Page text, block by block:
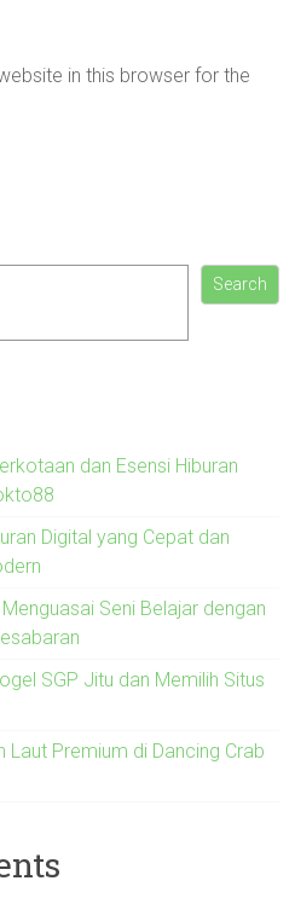
in this browser for the
Search
dan Esensi Hiburan
Digital yang Cepat dan
Seni Belajar dengan
SGP Jitu dan Memilih Situs
Laut Premium di Dancing Crab